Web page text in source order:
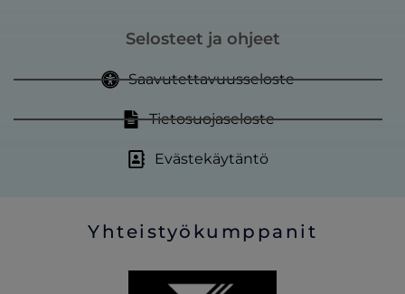
Selosteet ja ohjeet
Saavutettavuusseloste
Tietosuojaseloste
Evästekäytäntö
Yhteistyökumppanit